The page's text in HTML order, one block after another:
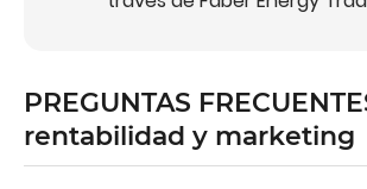
PREGUNTAS
rentabilidad y marketing